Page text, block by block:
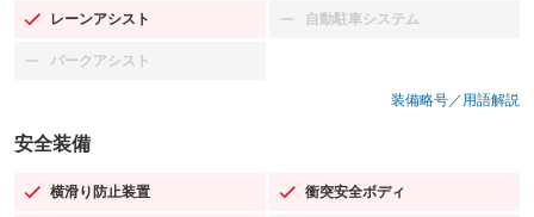
レーンアシスト
：装備あり 自動駐車システム
：装備なし
パークアシスト
：装備なし
装備略号／用語解説
安全装備
横滑り防止装置
：装備あり 衝突安全ボディ
：装備あり